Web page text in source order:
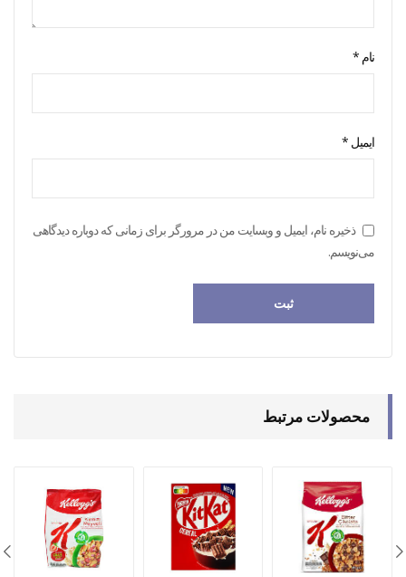
نام *
ایمیل *
ذخیره نام، ایمیل و وبسایت من در مرورگر برای زمانی که دوباره دیدگاهی
می‌نویسم.
محصولات مرتبط